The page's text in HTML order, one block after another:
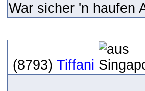
War sicher 'n haufen
(8793) Tiffani